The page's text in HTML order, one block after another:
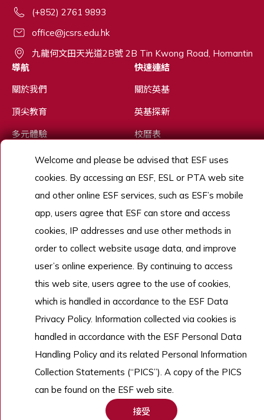
(+852) 2761 9893
office@jcsrs.edu.hk
九龍何文田天光道2B號 2B Tin Kwong Road, Homantin
導航
關於我們
頂尖教育
多元體驗
優秀人才
了解更多
快速連結
關於英基
英基探新
校曆表
Copyright © English Schools Foundation. Powered byANGLIA.
網站地圖
Welcome and please be advised that ESF uses
cookies. By accessing an ESF, ESL or PTA web site
and other online ESF services, such as ESF’s mobile
app, users agree that ESF can store and access
cookies, IP addresses and use other methods in
order to collect website usage data, and improve
user’s online experience. By continuing to access
this web site, users agree to the use of cookies,
which is handled in accordance to the ESF Data
Privacy Policy. Information collected via cookies is
handled in accordance with the ESF Personal Data
Handling Policy and its related Personal Information
Collection Statements (“PICS”). A copy of the PICS
can be found on the ESF web site.
接受